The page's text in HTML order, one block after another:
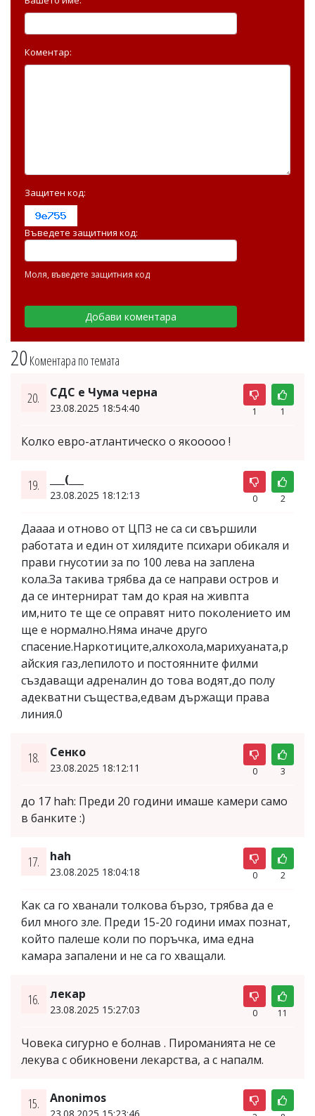
20Коментара по темата
20. СДС е Чума черна
23.08.2025 18:54:40 1 1
Колко евро-атлантическо о якооооо !
19. ___(___
23.08.2025 18:12:13 0 2
Даааа и отново от ЦПЗ не са си свършили
работата и един от хилядите психари обикаля и
прави гнусотии за по 100 лева на заплена
кола.За такива трябва да се направи остров и
да се интернират там до края на живпта
им,нито те ще се оправят нито поколението им
ще е нормално.Няма иначе друго
спасение.Наркотиците,алкохола,марихуаната,р
айския газ,лепилото и постоянните филми
създаващи адреналин до това водят,до полу
адекватни същества,едвам държащи права
линия.0
18. Сенко
23.08.2025 18:12:11 0 3
до 17 hah: Преди 20 години имаше камери само
в банките :)
17. hah
23.08.2025 18:04:18 0 2
Как са го хванали толкова бързо, трябва да е
бил много зле. Преди 15-20 години имах познат,
който палеше коли по поръчка, има една
камара запалени и не са го хващали.
16. лекар
23.08.2025 15:27:03 0 11
Човека сигурно е болнав . Пироманията не се
лекува с обикновени лекарства, а с напалм.
15. Anonimos
23.08.2025 15:23:46
Коментар:
Защитен код:
Въведете защитния код:
Моля, въведете защитния код